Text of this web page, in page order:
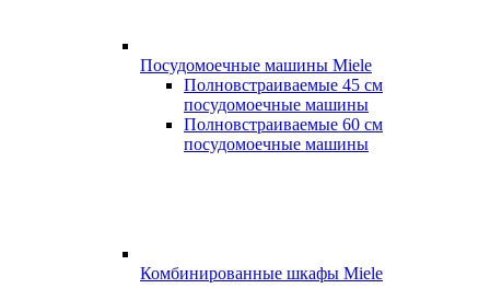
Посудомоечные машины Miele
Полновстраиваемые 45 см
посудомоечные машины
Полновстраиваемые 60 см
посудомоечные машины
Комбинированные шкафы Miele